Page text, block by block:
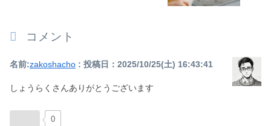
コメント
名前:zakoshacho : 投稿日：2025/10/25(土) 16:43:41
しょうらくさんありがとうございます
0